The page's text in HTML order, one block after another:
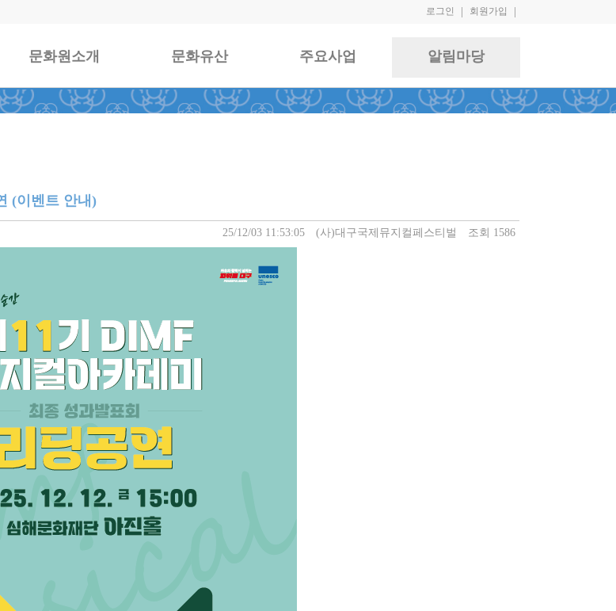
로그인 회원가입
문화원소개 문화유산 주요사업 알림마당
(이벤트 안내)
25/12/03 11:53:05 (사)대구국제뮤지컬페스티벌 조회 1586